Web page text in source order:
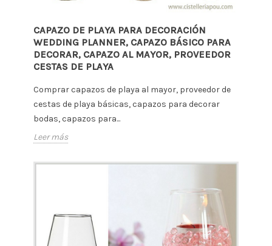
CAPAZO DE PLAYA PARA DECORACIÓN
WEDDING PLANNER, CAPAZO BÁSICO PARA
DECORAR, CAPAZO AL MAYOR, PROVEEDOR
CESTAS DE PLAYA
Comprar capazos de playa al mayor, proveedor de
cestas de playa básicas, capazos para decorar
bodas, capazos para...
Leer más